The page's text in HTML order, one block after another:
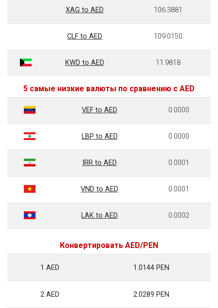
XAG to AED 106.3881
CLF to AED 109.0150
KWD to AED 11.9818
5 самые низкие валюты по сравнению с AED
VEF to AED 0.0000
LBP to AED 0.0000
IRR to AED 0.0001
VND to AED 0.0001
LAK to AED 0.0002
Конвертировать AED/PEN
1 AED 1.0144 PEN
2 AED 2.0289 PEN